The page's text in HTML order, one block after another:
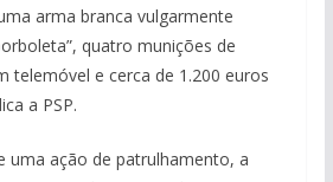
arma branca vulgarmente
quatro munições de
telemóvel e cerca de 1.200 euros
a PSP.
uma ação de patrulhamento, a